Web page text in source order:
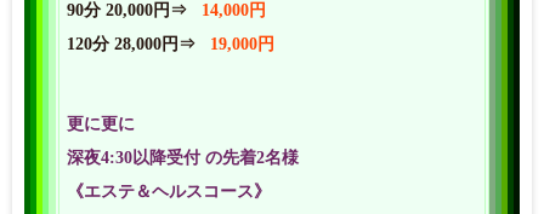
90分 20,000円⇒
14,000円
120分 28,000円⇒
19,000円
更に更に
深夜4:30以降受付 の先着2名様
《エステ＆ヘルスコース》